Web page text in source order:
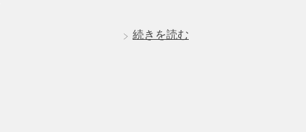
続きを読む